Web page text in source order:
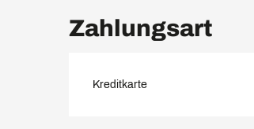
Zahlungsart
Kreditkarte